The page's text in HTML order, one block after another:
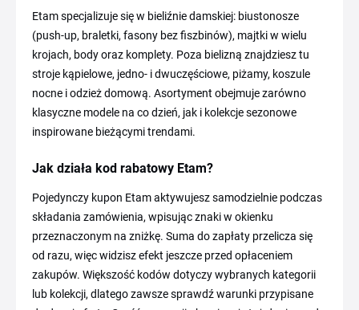
Etam specjalizuje się w bieliźnie damskiej: biustonosze
(push-up, braletki, fasony bez fiszbinów), majtki w wielu
krojach, body oraz komplety. Poza bielizną znajdziesz tu
stroje kąpielowe, jedno- i dwuczęściowe, piżamy, koszule
nocne i odzież domową. Asortyment obejmuje zarówno
klasyczne modele na co dzień, jak i kolekcje sezonowe
inspirowane bieżącymi trendami.
Jak działa kod rabatowy Etam?
Pojedynczy kupon Etam aktywujesz samodzielnie podczas
składania zamówienia, wpisując znaki w okienku
przeznaczonym na zniżkę. Suma do zapłaty przelicza się
od razu, więc widzisz efekt jeszcze przed opłaceniem
zakupów. Większość kodów dotyczy wybranych kategorii
lub kolekcji, dlatego zawsze sprawdź warunki przypisane